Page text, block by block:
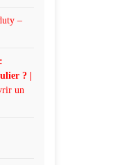
–
? |
un